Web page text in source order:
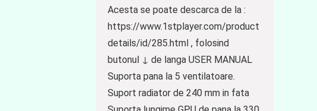
Acesta se poate descarca de la :
https://www.1stplayer.com/product
details/id/285.html , folosind
butonul ↓ de langa USER MANUAL
Suporta pana la 5 ventilatoare.
Suport radiator de 240 mm in fata